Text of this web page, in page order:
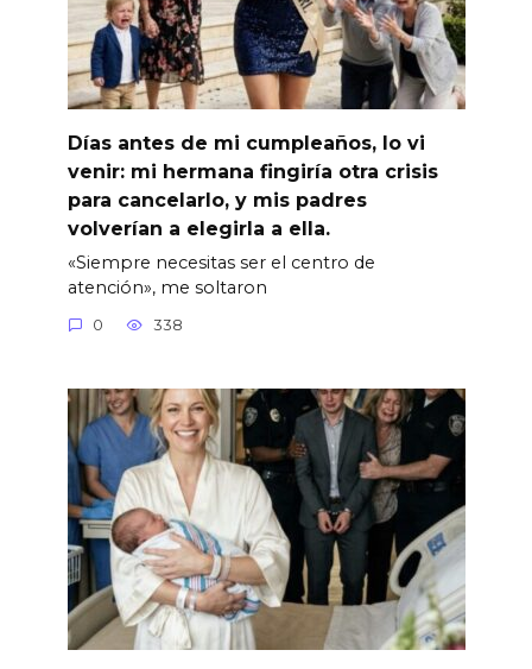
Días antes de mi cumpleaños, lo vi
venir: mi hermana fingiría otra crisis
para cancelarlo, y mis padres
volverían a elegirla a ella.
«Siempre necesitas ser el centro de
atención», me soltaron
0 338